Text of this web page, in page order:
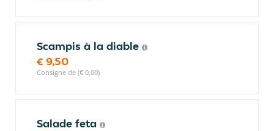
Scampis à la diable
€ 9,50
Consigne de (€ 0,00)
Salade feta